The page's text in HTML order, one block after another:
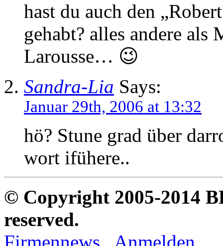
hast du auch den
gehabt? alles andere
Larousse… 😉
Sandra-Lia Says:
Januar 29th, 2006 at 13:32
hö? Stune grad über
wort ifühere..
© Copyright 2005-2014
reserved.